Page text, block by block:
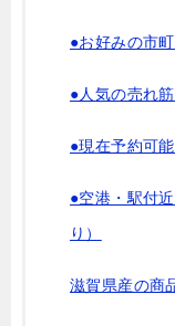
●お好みの市
●人気の売れ
●現在予約可
●空港・駅付
り）
滋賀県産の商